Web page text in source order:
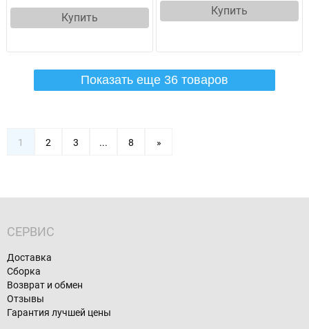
Купить
Купить
Показать еще 36 товаров
1 2 3 ... 8 »
СЕРВИС
Доставка
Сборка
Возврат и обмен
Отзывы
Гарантия лучшей цены